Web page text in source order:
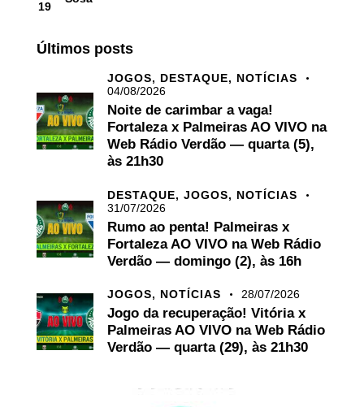
19
Últimos posts
JOGOS, DESTAQUE, NOTÍCIAS
04/08/2026
Noite de carimbar a vaga!
Fortaleza x Palmeiras AO VIVO na
Web Rádio Verdão — quarta (5),
às 21h30
DESTAQUE, JOGOS, NOTÍCIAS
31/07/2026
Rumo ao penta! Palmeiras x
Fortaleza AO VIVO na Web Rádio
Verdão — domingo (2), às 16h
JOGOS, NOTÍCIAS 28/07/2026
Jogo da recuperação! Vitória x
Palmeiras AO VIVO na Web Rádio
Verdão — quarta (29), às 21h30